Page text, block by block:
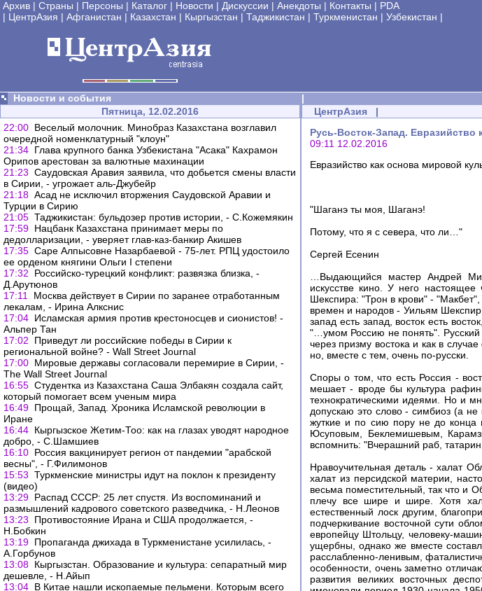
Архив | Страны | Персоны | Каталог | Новости | Дискуссии | Анекдоты | Контакты | PDA
| ЦентрАзия | Афганистан | Казахстан | Кыргызстан | Таджикистан | Туркменистан | Узбекистан |
Новости и события
|
Пятница, 12.02.2016
22:00 Веселый молочник. Минобраз Казахстана возглавил
очередной номенклатурный "клоун"
21:34 Глава крупного банка Узбекистана "Асака" Кахрамон
Орипов арестован за валютные махинации
21:23 Саудовская Аравия заявила, что добьется смены власти
в Сирии, - угрожает аль-Джубейр
21:18 Асад не исключил вторжения Саудовской Аравии и
Турции в Сирию
21:05 Таджикистан: бульдозер против истории, - С.Кожемякин
17:59 Нацбанк Казахстана принимает меры по
дедолларизации, - уверяет глав-каз-банкир Акишев
17:35 Саре Алпысовне Назарбаевой - 75-лет. РПЦ удостоило
ее орденом княгини Ольги I степени
17:32
Российско-турецкий конфликт: развязка близка, -
Д.Арутюнов
17:11
Москва действует в Сирии по заранее отработанным
лекалам, - Ирина Алкснис
17:04 Исламская армия против крестоносцев и сионистов! -
Альпер Тан
17:02
Приведут ли российские победы в Сирии к
региональной войне? - Wall Street Journal
17:00 Мировые державы согласовали перемирие в Сирии, -
The Wall Street Journal
16:55 Студентка из Казахстана Саша Элбакян создала сайт,
который помогает всем ученым мира
16:49 Прощай, Запад. Хроника Исламской революции в
Иране
16:44 Кыргызское Жетим-Тоо: как на глазах уводят народное
добро, - С.Шамшиев
16:10 Россия вакцинирует регион от пандемии "арабской
весны", - Г.Филимонов
15:53 Туркменские министры идут на поклон к президенту
(видео)
13:29 Распад СССР: 25 лет спустя. Из воспоминаний и
размышлений кадрового советского разведчика, - Н.Леонов
13:23
Противостояние Ирана и США продолжается, -
Н.Бобкин
13:19 Пропаганда джихада в Туркменистане усилилась, -
А.Горбунов
13:08 Кыргызстан. Образование и культура: сепаратный мир
дешевле, - Н.Айып
13:04 В Китае нашли ископаемые пельмени. Которым всего
ЦентрАзия |
Русь-Восток-Запад.
09:11 12.02.2016
Евразийство как основа мировой
"Шаганэ ты моя, Шаганэ!
Потому, что я с севера, что ли…"
Сергей Есенин
…Выдающийся мастер Андрей
искусстве кино. У него
Шекспира: "Трон в крови" -
времен и народов - Уильям Шекспир
запад есть запад, восток есть
"…умом Россию не понять". Русский
через призму востока и как в
но, вместе с тем, очень по-русски.
Споры о том, что есть Россия -
мешает - вроде бы культура
технократическими идеями. Но и
допускаю это слово - симбиоз (а
жуткие и по сию пору не до конца
Юсуповым, Беклемишевым,
вспомнить: "Вчерашний раб,
Нравоучительная деталь - халат
халат из персидской материи,
весьма поместительный, так что и
плечу все шире и шире. Хотя
естественный лоск другим,
подчеркивание восточной сути
европейцу Штольцу, человеку-
ущербны, однако же вместе
расслабленно-ленивым,
особенности, очень заметно
развития великих восточных